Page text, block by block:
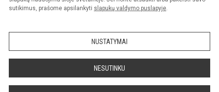
sutikimus, prašome apsilankyti slapukų valdymo puslapyje.
NUSTATYMAI
NESUTINKU
Sumanus būdas atnaujinti